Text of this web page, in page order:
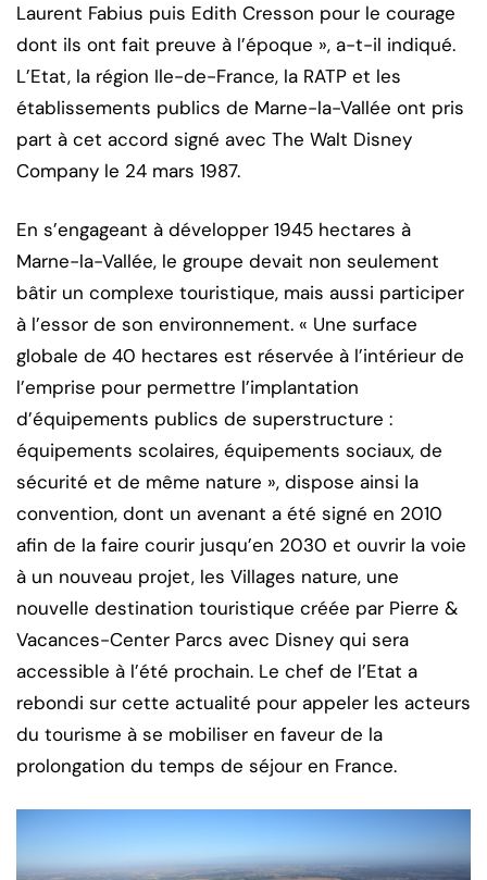
Laurent Fabius puis Edith Cresson pour le courage
dont ils ont fait preuve à l’époque », a-t-il indiqué.
L’Etat, la région Ile-de-France, la RATP et les
établissements publics de Marne-la-Vallée ont pris
part à cet accord signé avec The Walt Disney
Company le 24 mars 1987.
En s’engageant à développer 1945 hectares à
Marne-la-Vallée, le groupe devait non seulement
bâtir un complexe touristique, mais aussi participer
à l’essor de son environnement. « Une surface
globale de 40 hectares est réservée à l’intérieur de
l’emprise pour permettre l’implantation
d’équipements publics de superstructure :
équipements scolaires, équipements sociaux, de
sécurité et de même nature », dispose ainsi la
convention, dont un avenant a été signé en 2010
afin de la faire courir jusqu’en 2030 et ouvrir la voie
à un nouveau projet, les Villages nature, une
nouvelle destination touristique créée par Pierre &
Vacances-Center Parcs avec Disney qui sera
accessible à l’été prochain. Le chef de l’Etat a
rebondi sur cette actualité pour appeler les acteurs
du tourisme à se mobiliser en faveur de la
prolongation du temps de séjour en France.